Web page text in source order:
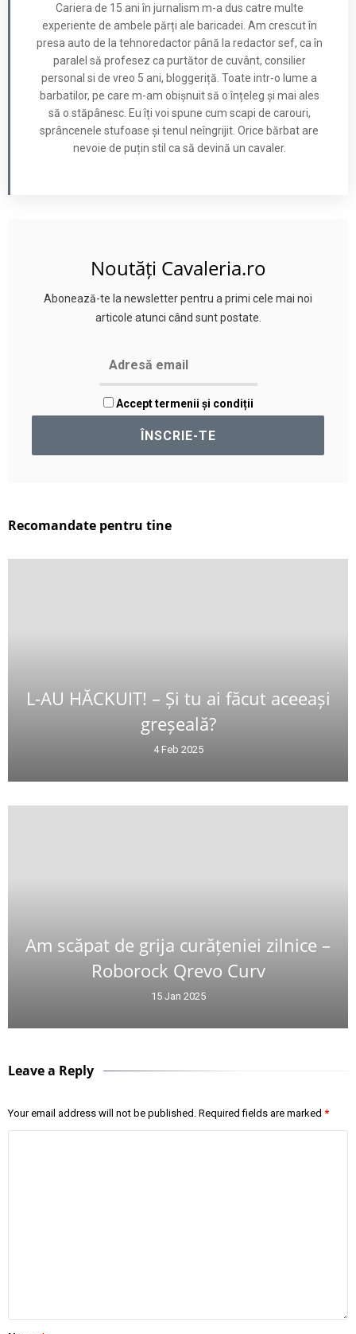
Cariera de 15 ani în jurnalism m-a dus catre multe
experiente de ambele părți ale baricadei. Am crescut în
presa auto de la tehnoredactor până la redactor sef, ca în
paralel să profesez ca purtător de cuvânt, consilier
personal si de vreo 5 ani, bloggeriță. Toate intr-o lume a
barbatilor, pe care m-am obișnuit să o înțeleg și mai ales
să o stăpânesc. Eu îți voi spune cum scapi de carouri,
sprâncenele stufoase și tenul neîngrijit. Orice bărbat are
nevoie de puțin stil ca să devină un cavaler.
Noutăți Cavaleria.ro
Abonează-te la newsletter pentru a primi cele mai noi
articole atunci când sunt postate.
Accept termenii și condiții
Recomandate pentru tine
L-AU HĂCKUIT! – Și tu ai făcut aceeași
greșeală?
4 Feb 2025
Am scăpat de grija curățeniei zilnice –
Roborock Qrevo Curv
15 Jan 2025
Leave a Reply
Your email address will not be published. Required fields are marked *